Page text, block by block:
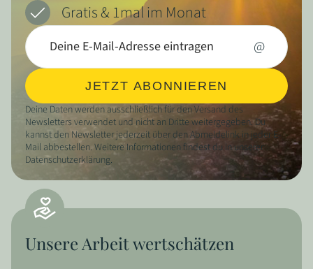
Gratis & 1mal im Monat
@
JETZT ABONNIEREN
Deine Daten werden ausschließlich für den Versand des
Newsletters verwendet und nicht an Dritte weitergegeben. Du
kannst den Newsletter jederzeit über den Abmeldelink in jeder E-
Mail abbestellen. Weitere Informationen findest du in unserer
Datenschutzerklärung.
Unsere Arbeit wertschätzen